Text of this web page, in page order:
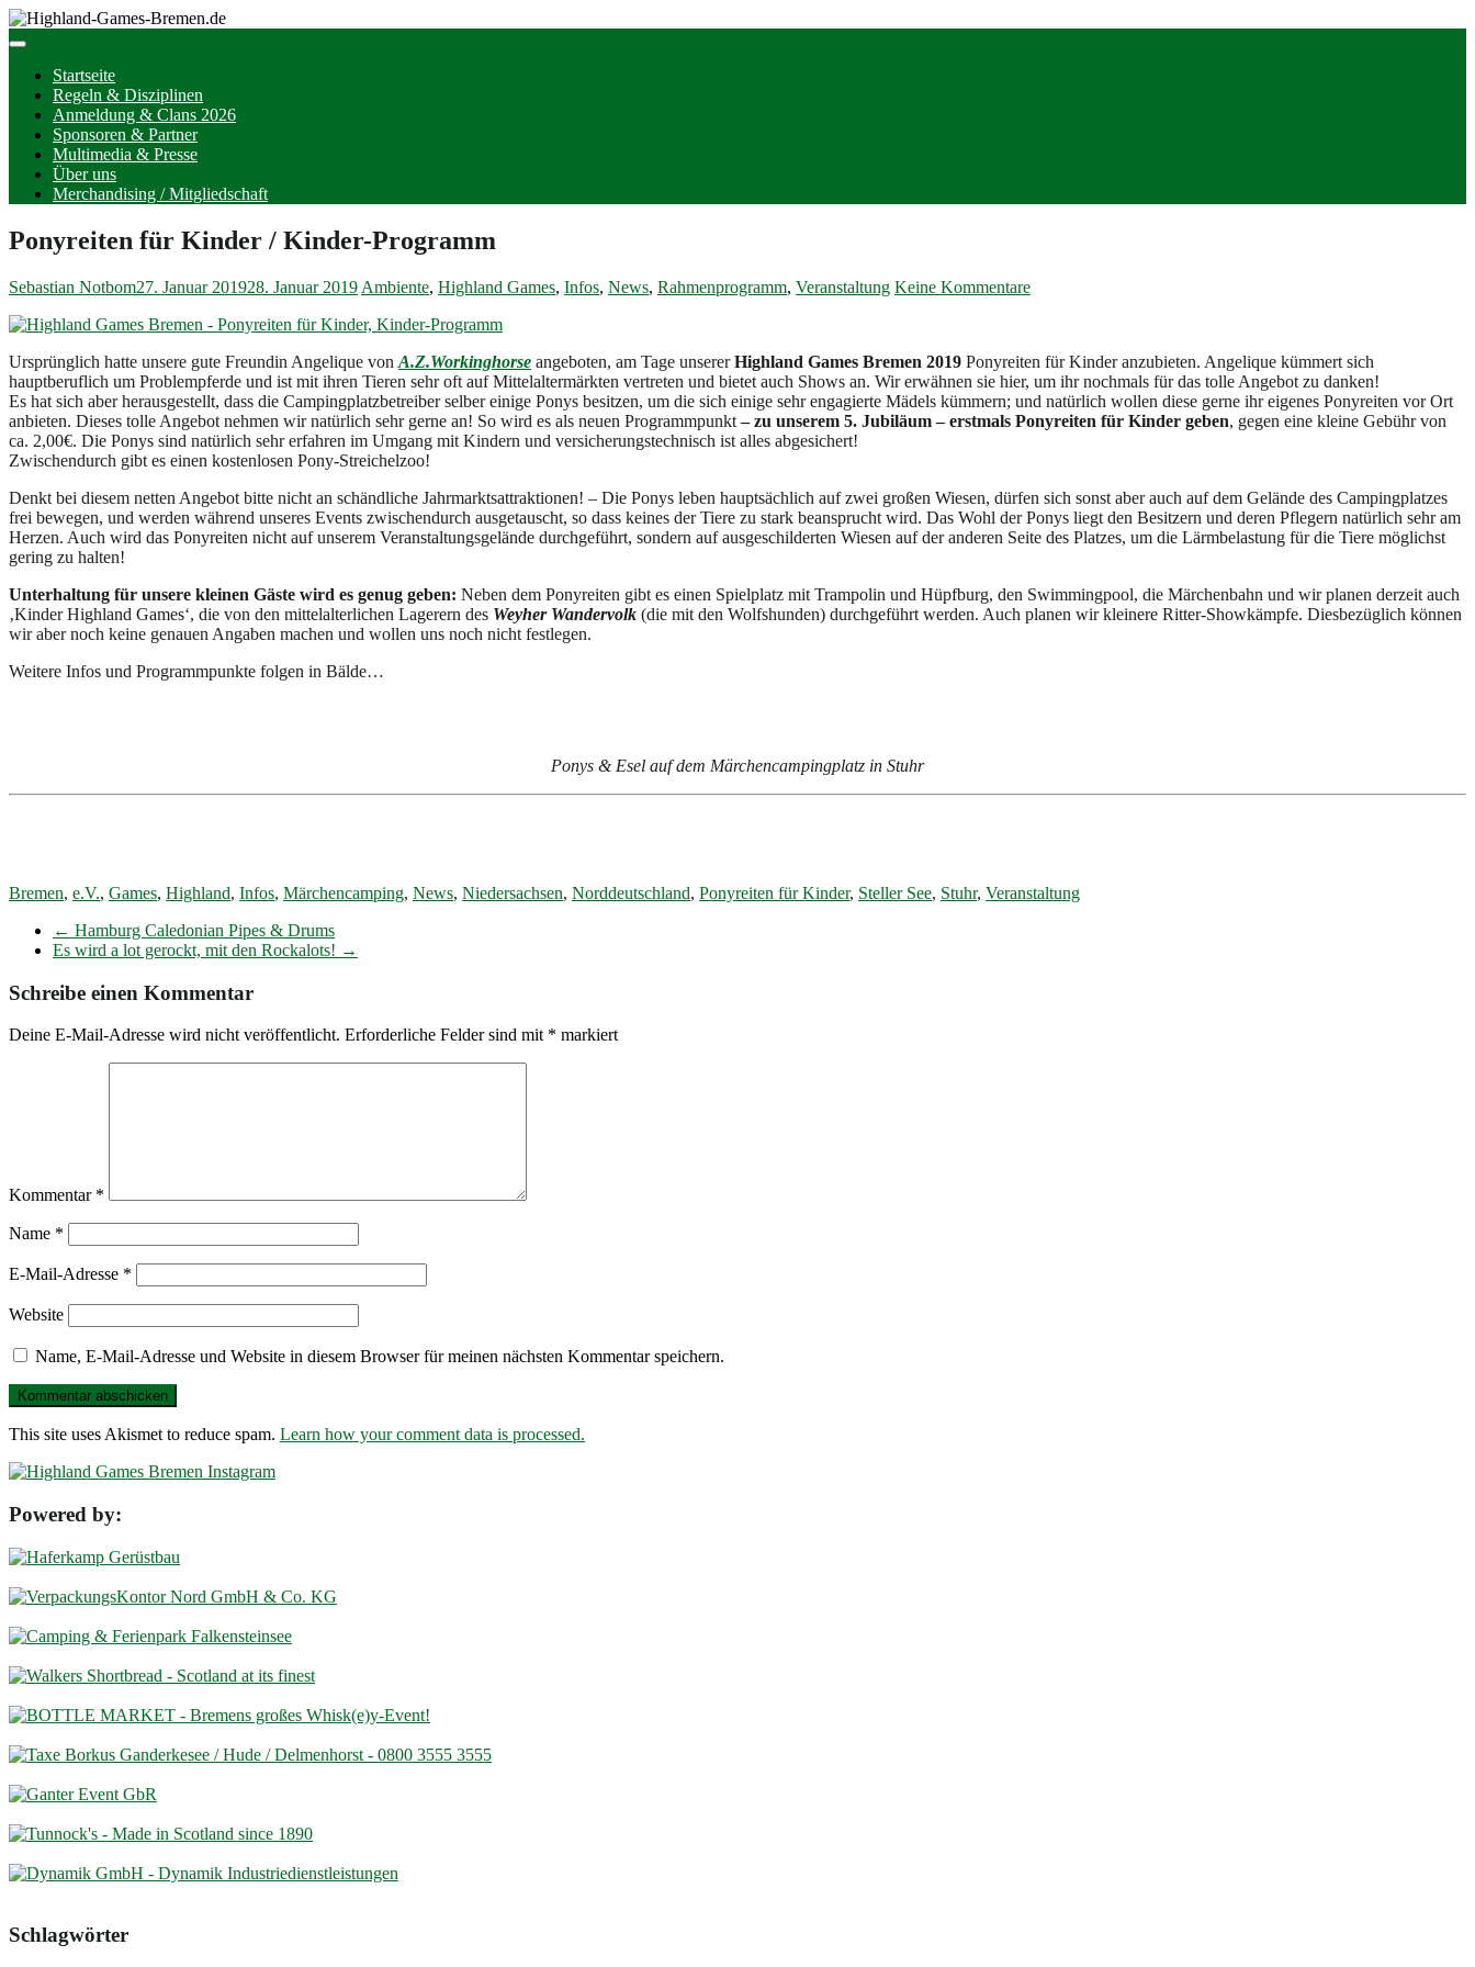
Startseite
Regeln & Disziplinen
Anmeldung & Clans 2026
Sponsoren & Partner
Multimedia & Presse
Über uns
Merchandising / Mitgliedschaft
Ponyreiten für Kinder / Kinder-Programm
Sebastian Notbom27. Januar 201928. Januar 2019 Ambiente, Highland Games, Infos, News, Rahmenprogramm, Veranstaltung Keine Kommentare
Ursprünglich hatte unsere gute Freundin Angelique von A.Z.Workinghorse angeboten, am Tage unsererHighland Games Bremen 2019 Ponyreiten für Kinder anzubieten. Angelique kümmert sich
hauptberuflich um Problempferde und ist mit ihren Tieren sehr oft auf Mittelaltermärkten vertreten und bietet auch Shows an. Wir erwähnen sie hier, um ihr nochmals für das tolle Angebot zu danken!
Es hat sich aber herausgestellt, dass die Campingplatzbetreiber selber einige Ponys besitzen, um die sich einige sehr engagierte Mädels kümmern; und natürlich wollen diese gerne ihr eigenes Ponyreiten vor Ort
anbieten. Dieses tolle Angebot nehmen wir natürlich sehr gerne an! So wird es als neuen Programmpunkt– zu unserem 5. Jubiläum – erstmals Ponyreiten für Kinder geben, gegen eine kleine Gebühr von
ca. 2,00€. Die Ponys sind natürlich sehr erfahren im Umgang mit Kindern und versicherungstechnisch ist alles abgesichert!
Zwischendurch gibt es einen kostenlosen Pony-Streichelzoo!
Denkt bei diesem netten Angebot bitte nicht an schändliche Jahrmarktsattraktionen! – Die Ponys leben hauptsächlich auf zwei großen Wiesen, dürfen sich sonst aber auch auf dem Gelände des Campingplatzes
frei bewegen, und werden während unseres Events zwischendurch ausgetauscht, so dass keines der Tiere zu stark beansprucht wird. Das Wohl der Ponys liegt den Besitzern und deren Pflegern natürlich sehr am
Herzen. Auch wird das Ponyreiten nicht auf unserem Veranstaltungsgelände durchgeführt, sondern auf ausgeschilderten Wiesen auf der anderen Seite des Platzes, um die Lärmbelastung für die Tiere möglichst
gering zu halten!
Unterhaltung für unsere kleinen Gäste wird es genug geben: Neben dem Ponyreiten gibt es einen Spielplatz mit Trampolin und Hüpfburg, den Swimmingpool, die Märchenbahn und wir planen derzeit auch
‚Kinder Highland Games‘, die von den mittelalterlichen Lagerern des Weyher Wandervolk (die mit den Wolfshunden) durchgeführt werden. Auch planen wir kleinere Ritter-Showkämpfe. Diesbezüglich können
wir aber noch keine genauen Angaben machen und wollen uns noch nicht festlegen.
Weitere Infos und Programmpunkte folgen in Bälde…
Ponys & Esel auf dem Märchencampingplatz in Stuhr
Bremen, e.V., Games, Highland, Infos, Märchencamping, News, Niedersachsen, Norddeutschland, Ponyreiten für Kinder, Steller See, Stuhr, Veranstaltung
← Hamburg Caledonian Pipes & Drums
Es wird a lot gerockt, mit den Rockalots! →
Schreibe einen Kommentar
Deine E-Mail-Adresse wird nicht veröffentlicht. Erforderliche Felder sind mit * markiert
Kommentar *
Name *
E-Mail-Adresse *
Website
Name, E-Mail-Adresse und Website in diesem Browser für meinen nächsten Kommentar speichern.
This site uses Akismet to reduce spam. Learn how your comment data is processed.
Powered by:
Schlagwörter